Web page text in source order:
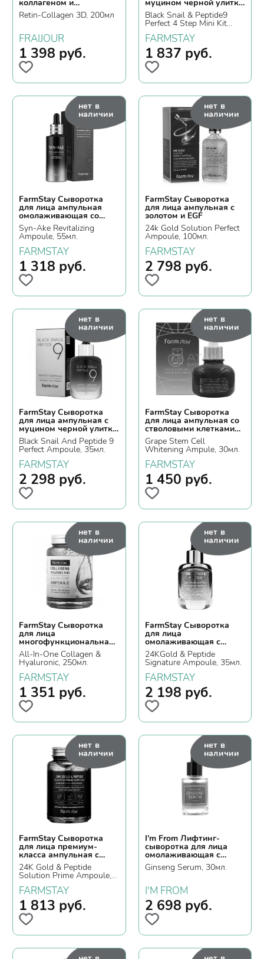
коллагеном и
ретинолом
Retin-Collagen 3D, 200мл
FRAIJOUR
1 398 руб.
муцином черной улитки
и 9 пептидами
Black Snail & Peptide9
Perfect 4 Step Mini Kit
Edition
FARMSTAY
1 837 руб.
нет в
наличии
FarmStay Сыворотка
для лица ампульная
омолаживающая со
змеиным ядом
Syn-Ake Revitalizing
Ampoule, 55мл.
FARMSTAY
1 318 руб.
нет в
наличии
FarmStay Сыворотка
для лица ампульная с
золотом и EGF
24k Gold Solution Perfect
Ampoule, 100мл.
FARMSTAY
2 798 руб.
нет в
наличии
FarmStay Сыворотка
для лица ампульная с
муцином черной улитки
и пептидами
Black Snail And Peptide 9
Perfect Ampoule, 35мл.
FARMSTAY
2 298 руб.
нет в
наличии
FarmStay Сыворотка
для лица ампульная со
стволовыми клетками
винограда
Grape Stem Cell
Whitening Ampule, 30мл.
FARMSTAY
1 450 руб.
нет в
наличии
FarmStay Сыворотка
для лица
многофункциональная
с коллагеном и
гиалуроновой кислотой
All-In-One Collagen &
Hyaluronic, 250мл.
FARMSTAY
1 351 руб.
нет в
наличии
FarmStay Сыворотка
для лица
омолаживающая с
золотом и пептидами
24KGold & Peptide
Signature Ampoule, 35мл.
FARMSTAY
2 198 руб.
нет в
наличии
FarmStay Сыворотка
для лица премиум-
класса ампульная с
золотом и пептидами
24K Gold & Peptide
Solution Prime Ampoule,
250мл.
FARMSTAY
1 813 руб.
нет в
наличии
I'm From Лифтинг-
сыворотка для лица
омолаживающая с
женьшенем
Ginseng Serum, 30мл.
I'M FROM
2 698 руб.